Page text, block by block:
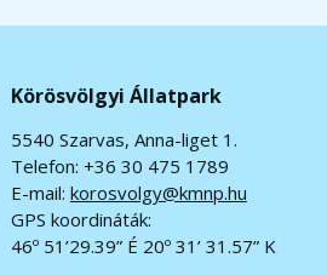
Körösvölgyi Állatpark
5540 Szarvas, Anna-liget 1.
Telefon: +36 30 475 1789
E-mail: korosvolgy@kmnp.hu
GPS koordináták:
46º 51’29.39” É 20º 31’ 31.57” K